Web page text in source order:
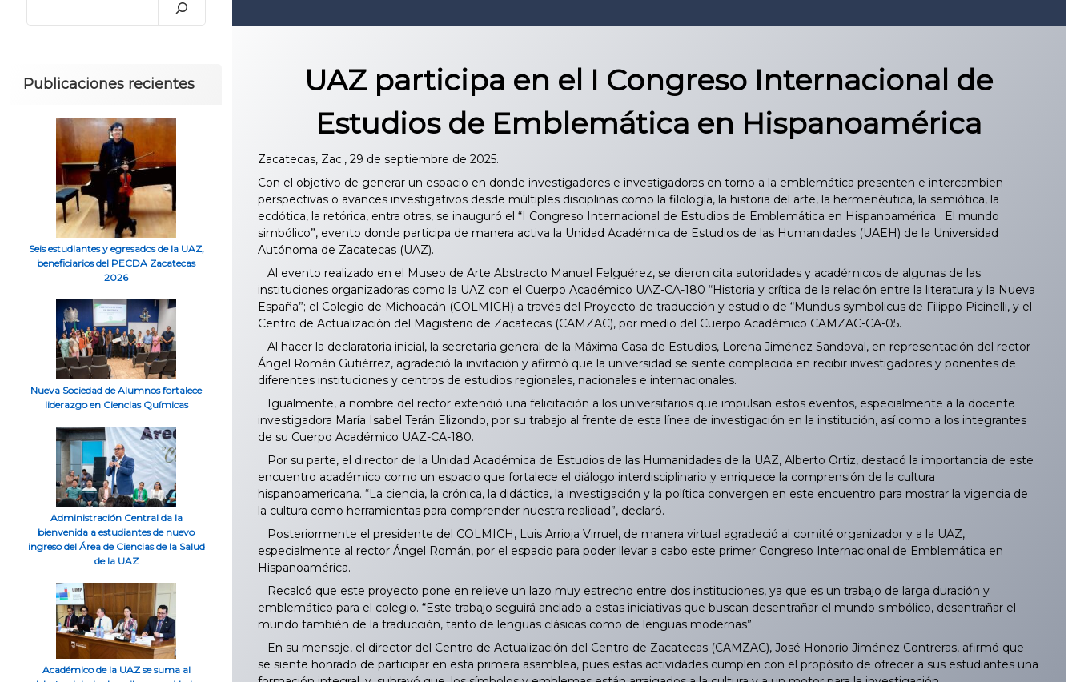
UAZ participa en el I Congreso Internacional de
Estudios de Emblemática en Hispanoamérica
Zacatecas, Zac., 29 de septiembre de 2025.
Con el objetivo de generar un espacio en donde investigadores e investigadoras en torno a la emblemática presenten e intercambien
perspectivas o avances investigativos desde múltiples disciplinas como la filología, la historia del arte, la hermenéutica, la semiótica, la
ecdótica, la retórica, entra otras, se inauguró el “I Congreso Internacional de Estudios de Emblemática en Hispanoamérica. El mundo
simbólico”, evento donde participa de manera activa la Unidad Académica de Estudios de las Humanidades (UAEH) de la Universidad
Autónoma de Zacatecas (UAZ).
Al evento realizado en el Museo de Arte Abstracto Manuel Felguérez, se dieron cita autoridades y académicos de algunas de las
instituciones organizadoras como la UAZ con el Cuerpo Académico UAZ-CA-180 “Historia y crítica de la relación entre la literatura y la Nueva
España”; el Colegio de Michoacán (COLMICH) a través del Proyecto de traducción y estudio de “Mundus symbolicus de Filippo Picinelli, y el
Centro de Actualización del Magisterio de Zacatecas (CAMZAC), por medio del Cuerpo Académico CAMZAC-CA-05.
Al hacer la declaratoria inicial, la secretaria general de la Máxima Casa de Estudios, Lorena Jiménez Sandoval, en representación del rector
Ángel Román Gutiérrez, agradeció la invitación y afirmó que la universidad se siente complacida en recibir investigadores y ponentes de
diferentes instituciones y centros de estudios regionales, nacionales e internacionales.
Igualmente, a nombre del rector extendió una felicitación a los universitarios que impulsan estos eventos, especialmente a la docente
investigadora María Isabel Terán Elizondo, por su trabajo al frente de esta línea de investigación en la institución, así como a los integrantes
de su Cuerpo Académico UAZ-CA-180.
Por su parte, el director de la Unidad Académica de Estudios de las Humanidades de la UAZ, Alberto Ortiz, destacó la importancia de este
encuentro académico como un espacio que fortalece el diálogo interdisciplinario y enriquece la comprensión de la cultura
hispanoamericana. “La ciencia, la crónica, la didáctica, la investigación y la política convergen en este encuentro para mostrar la vigencia de
la cultura como herramientas para comprender nuestra realidad”, declaró.
Posteriormente el presidente del COLMICH, Luis Arrioja Virruel, de manera virtual agradeció al comité organizador y a la UAZ,
especialmente al rector Ángel Román, por el espacio para poder llevar a cabo este primer Congreso Internacional de Emblemática en
Hispanoamérica.
Recalcó que este proyecto pone en relieve un lazo muy estrecho entre dos instituciones, ya que es un trabajo de larga duración y
emblemático para el colegio. “Este trabajo seguirá anclado a estas iniciativas que buscan desentrañar el mundo simbólico, desentrañar el
mundo también de la traducción, tanto de lenguas clásicas como de lenguas modernas”.
En su mensaje, el director del Centro de Actualización del Centro de Zacatecas (CAMZAC), José Honorio Jiménez Contreras, afirmó que
se siente honrado de participar en esta primera asamblea, pues estas actividades cumplen con el propósito de ofrecer a sus estudiantes una
Publicaciones recientes
Seis estudiantes y egresados de la UAZ,
beneficiarios del PECDA Zacatecas
2026
Nueva Sociedad de Alumnos fortalece
liderazgo en Ciencias Químicas
Administración Central da la
bienvenida a estudiantes de nuevo
ingreso del Área de Ciencias de la Salud
de la UAZ
Académico de la UAZ se suma al